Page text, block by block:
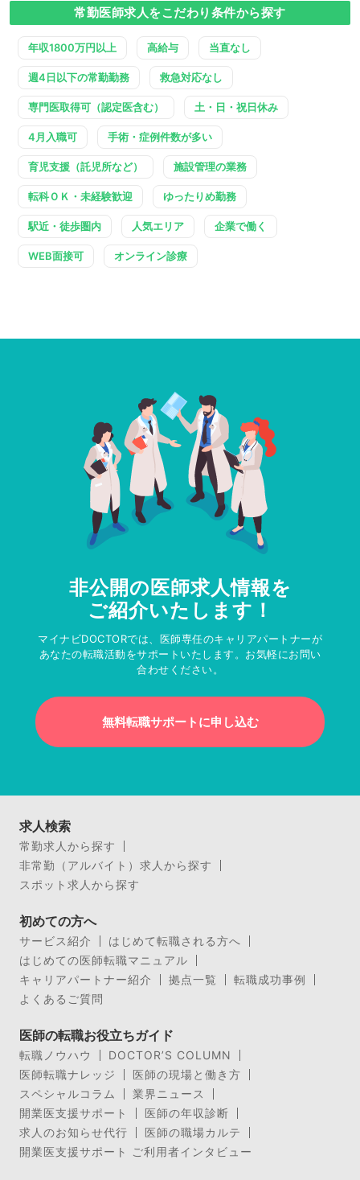
常勤医師求人をこだわり条件から探す
年収1800万円以上 高給与 当直なし
週4日以下の常勤勤務 救急対応なし
専門医取得可（認定医含む） 土・日・祝日休み
4月入職可 手術・症例件数が多い
育児支援（託児所など） 施設管理の業務
転科ＯＫ・未経験歓迎 ゆったりめ勤務
駅近・徒歩圏内 人気エリア 企業で働く
WEB面接可 オンライン診療
非公開の医師求人情報を
ご紹介いたします！
マイナビDOCTORでは、医師専任のキャリアパートナーが
あなたの転職活動をサポートいたします。お気軽にお問い
合わせください。
無料転職サポートに申し込む
求人検索
常勤求人から探す
非常勤（アルバイト）求人から探す
スポット求人から探す
初めての方へ
サービス紹介
はじめて転職される方へ
はじめての医師転職マニュアル
キャリアパートナー紹介
拠点一覧
転職成功事例
よくあるご質問
医師の転職お役立ちガイド
転職ノウハウ
DOCTOR’S COLUMN
医師転職ナレッジ
医師の現場と働き方
スペシャルコラム
業界ニュース
開業医支援サポート
医師の年収診断
求人のお知らせ代行
医師の職場カルテ
開業医支援サポート ご利用者インタビュー